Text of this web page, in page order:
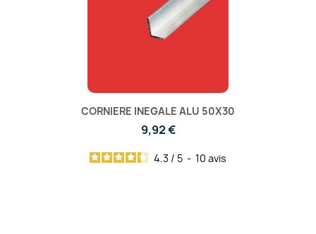
CORNIERE INEGALE ALU 50X30
9,92 €
4.3 / 5 - 10 avis